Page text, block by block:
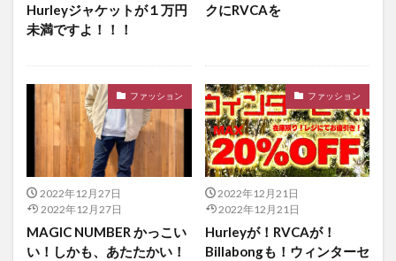
Hurleyジャケットが１万円
未満ですよ！！！
クにRVCAを
ファッション
2022年12月27日
2022年12月27日
MAGIC NUMBER かっこい
い！しかも、あたたかい！
ファッション
2022年12月21日
2022年12月21日
Hurleyが！RVCAが！
Billabongも！ウィンターセ